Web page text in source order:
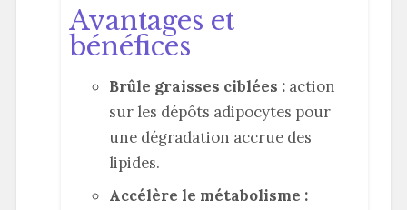
Avantages et
bénéfices
Brûle graisses ciblées : action
sur les dépôts adipocytes pour
une dégradation accrue des
lipides.
Accélère le métabolisme :